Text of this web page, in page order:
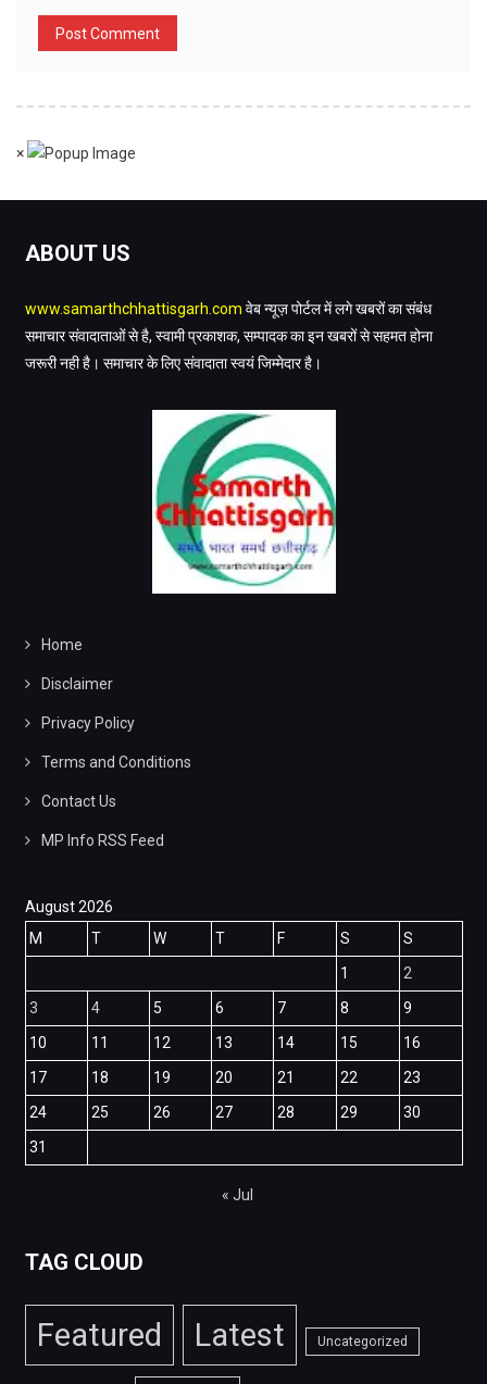
×
ABOUT US
www.samarthchhattisgarh.com वेब न्यूज़ पोर्टल में लगे खबरों का संबंध
समाचार संवादाताओं से है, स्वामी प्रकाशक, सम्पादक का इन खबरों से सहमत होना
जरूरी नही है। समाचार के लिए संवादाता स्वयं जिम्मेदार है।
Home
Disclaimer
Privacy Policy
Terms and Conditions
Contact Us
MP Info RSS Feed
August 2026
M
T W T F S
S
1
2
3
4 5 6 7 8
9
10
11 12 13 14 15
16
17
18 19 20 21 22
23
24
25 26 27 28 29
30
31
« Jul
TAG CLOUD
Featured Latest Uncategorized